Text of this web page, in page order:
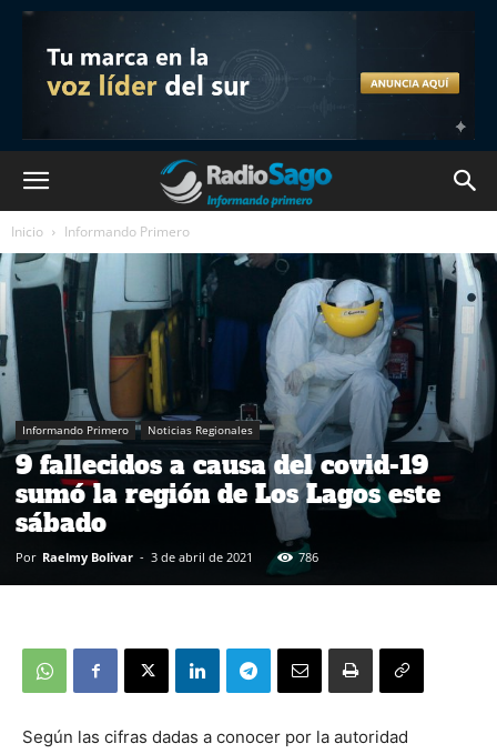
Inicio Informando Primero
Informando Primero Noticias Regionales
9 fallecidos a causa del covid-19
sumó la región de Los Lagos este
sábado
Por Raelmy Bolivar - 3 de abril de 2021 786
Según las cifras dadas a conocer por la autoridad